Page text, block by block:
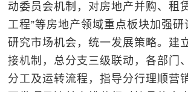
动委员会机制，对房地产并购、租
工程”等房地产领域重点板块加强研
研究市场机会，统一发展策略。建
接机制，总分支三级联动，各部门
分工及运转流程，指导分行理顺营